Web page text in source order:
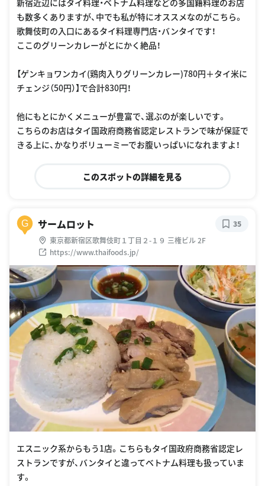
新宿近辺にはタイ料理・ベトナム料理などの多国籍料理のお店
も数多くありますが、中でも私が特にオススメなのがこちら。
歌舞伎町の入口にあるタイ料理専門店・バンタイです！
ここのグリーンカレーがとにかく絶品！
【ゲンキョワンカイ(鶏肉入りグリーンカレー)780円＋タイ米に
チェンジ（50円）】で合計830円！
他にもとにかくメニューが豊富で、選ぶのが楽しいです。
こちらのお店はタイ国政府商務省認定レストランで味が保証で
きる上に、かなりボリューミーでお腹いっぱいになれますよ！
このスポットの詳細を見る
G サームロット
東京都新宿区歌舞伎町１丁目２-１９ 三権ビル 2F
https://www.thaifoods.jp/
35
エスニック系からもう1店。こちらもタイ国政府商務省認定レ
ストランですが、バンタイと違ってベトナム料理も扱っていま
す。